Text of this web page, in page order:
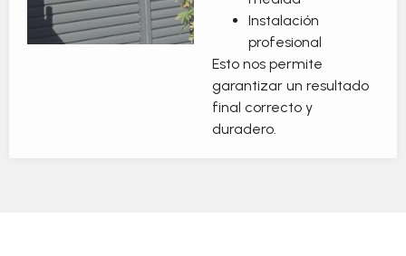
Instalación
profesional
Esto nos permite
garantizar un resultado
final correcto y
duradero.